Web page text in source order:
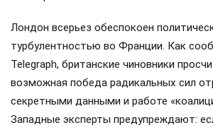
Лондон всерьез обеспокоен
турбулентностью во Франции. Как
Telegraph, британские чиновники
возможная победа радикальных сил
секретными данными и работе
Западные эксперты предупреждают: